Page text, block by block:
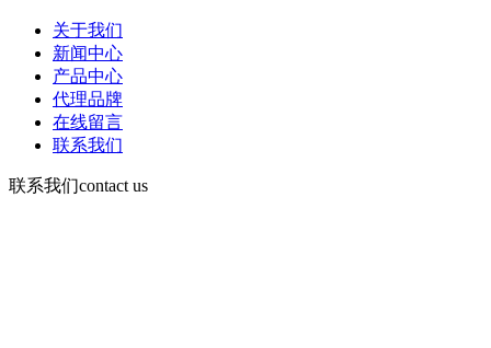
关于我们
新闻中心
产品中心
代理品牌
在线留言
联系我们
联系我们contact us